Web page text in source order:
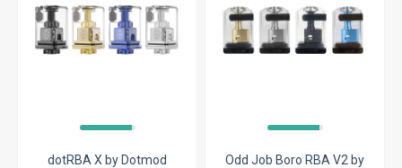
dotRBA X by Dotmod
Odd Job Boro RBA V2 by